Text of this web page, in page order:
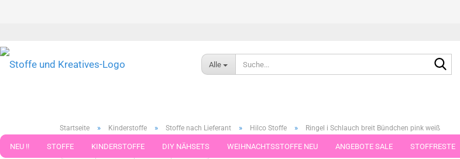
Alle
NEU !! STOFFE KINDERSTOFFE DIY NÄHSETS WEIHNACHTSSTOFFE NEU ANGEBOTE SALE STOFFRESTE
Startseite » Kinderstoffe » Stoffe nach Lieferant » Hilco Stoffe » Ringel i Schlauch breit Bündchen pink weiß
« Erster « zurück weiter » Letzter »
Artikel in dieser Kategorie